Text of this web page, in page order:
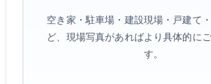
空き家・駐車場・建設現場・戸建て
ど、現場写真があればより具体的に
す。